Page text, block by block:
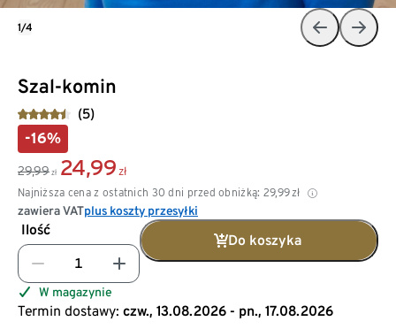
Szal-komin
(5)
-16%
29,99 zł 24,99 zł
Najniższa cena z ostatnich 30 dni przed obniżką: 29,99zł
zawiera VATplus koszty przesyłki
Ilość
Do koszyka
W magazynie
Termin dostawy: czw., 13.08.2026 - pn., 17.08.2026
1/4